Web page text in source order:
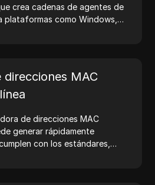
crea cadenas de agentes de
plataformas como Windows,
Simplifica tus flujos de
de usuario hoy!
direcciones MAC
de direcciones MAC
generar rápidamente
con los estándares,